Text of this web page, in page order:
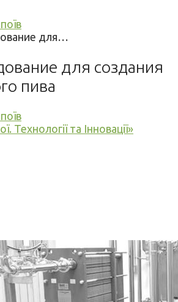
для…
для создания
пива
Технології та Інновації»